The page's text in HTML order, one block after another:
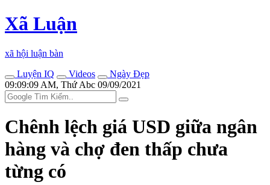
Xã Luận
xã hội luận bàn
Luyện IQ
Videos
Ngày Đẹp
09:09:09 AM, Thứ Abc 09/09/2021
Chênh lệch giá USD giữa ngân
hàng và chợ đen thấp chưa
từng có